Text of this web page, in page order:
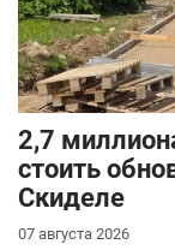
2,7
стоить
Скиделе
07 августа 2026